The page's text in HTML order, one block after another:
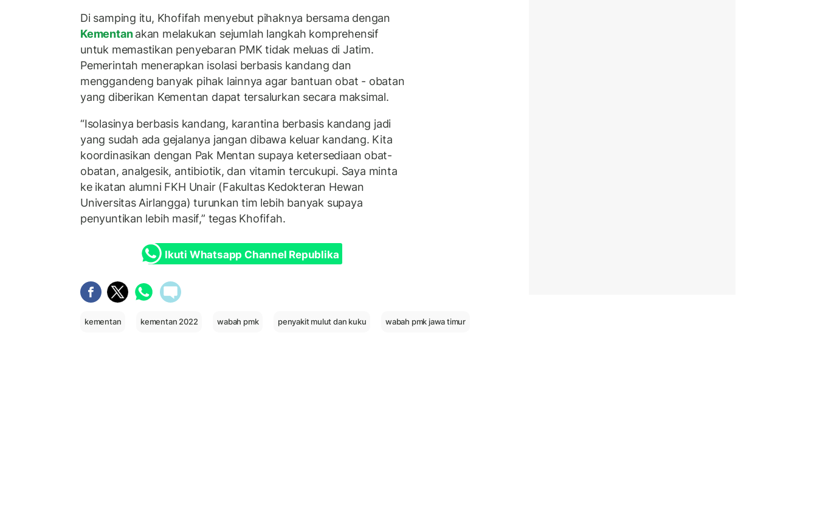
Di samping itu, Khofifah menyebut pihaknya bersama dengan
Kementanakan melakukan sejumlah langkah komprehensif
untuk memastikan penyebaran PMK tidak meluas di Jatim.
Pemerintah menerapkan isolasi berbasis kandang dan
menggandeng banyak pihak lainnya agar bantuan obat - obatan
yang diberikan Kementan dapat tersalurkan secara maksimal.
“Isolasinya berbasis kandang, karantina berbasis kandang jadi
yang sudah ada gejalanya jangan dibawa keluar kandang. Kita
koordinasikan dengan Pak Mentan supaya ketersediaan obat-
obatan, analgesik, antibiotik, dan vitamin tercukupi. Saya minta
ke ikatan alumni FKH Unair (Fakultas Kedokteran Hewan
Universitas Airlangga) turunkan tim lebih banyak supaya
penyuntikan lebih masif,” tegas Khofifah.
Ikuti Whatsapp Channel Republika
kementan kementan 2022 wabah pmk penyakit mulut dan kuku wabah pmk jawa timur